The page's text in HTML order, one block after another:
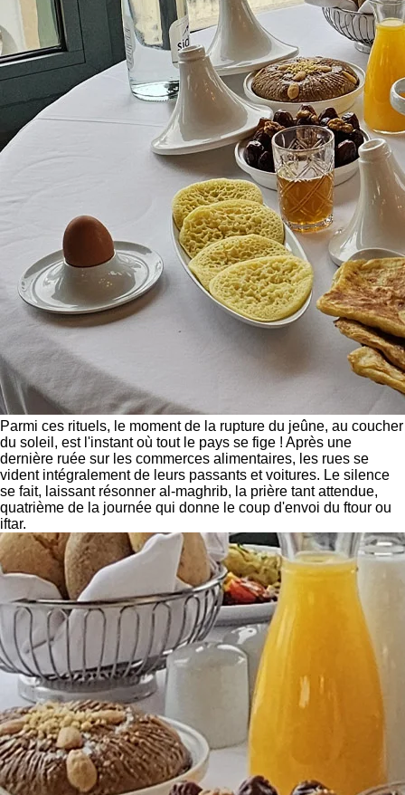
Parmi ces rituels, le moment de la rupture du jeûne, au coucher
du soleil, est l'instant où tout le pays se fige ! Après une
dernière ruée sur les commerces alimentaires, les rues se
vident intégralement de leurs passants et voitures. Le silence
se fait, laissant résonner al-maghrib, la prière tant attendue,
quatrième de la journée qui donne le coup d'envoi du ftour ou
iftar.